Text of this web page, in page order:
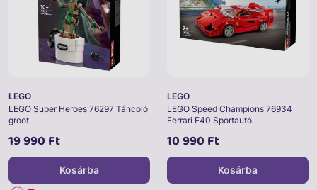
LEGO
LEGO Super Heroes 76297 Táncoló
groot
19 990 Ft
Kosárba
LEGO
LEGO Speed Champions 76934
Ferrari F40 Sportautó
10 990 Ft
Kosárba